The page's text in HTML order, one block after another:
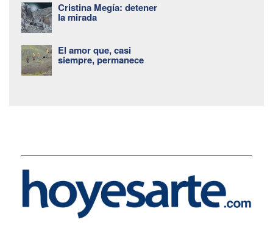
Cristina Megía: detener
la mirada
El amor que, casi
siempre, permanece